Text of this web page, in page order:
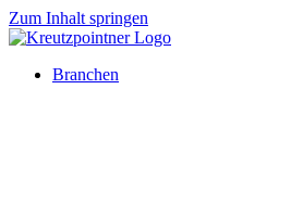
Zum Inhalt springen
Branchen